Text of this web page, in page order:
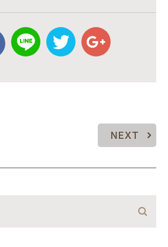
NEXT